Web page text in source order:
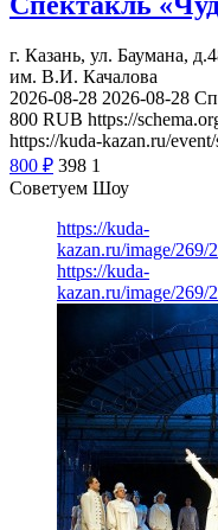
г. Казань, ул. Баумана,
им. В.И. Качалова
2026-08-28 2026-08-28
800 RUB https://
https://kuda-kazan.ru/
800 ₽ 398 1
Советуем Шоу
https://kuda-
kazan.ru/image/269/
https://kuda-
kazan.ru/image/269/